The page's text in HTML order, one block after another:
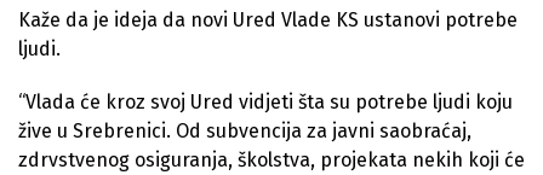
Kaže da je ideja da novi Ured Vlade KS ustanovi potrebe
ljudi.
“Vlada će kroz svoj Ured vidjeti šta su potrebe ljudi koju
žive u Srebrenici. Od subvencija za javni saobraćaj,
zdrvstvenog osiguranja, školstva, projekata nekih koji će